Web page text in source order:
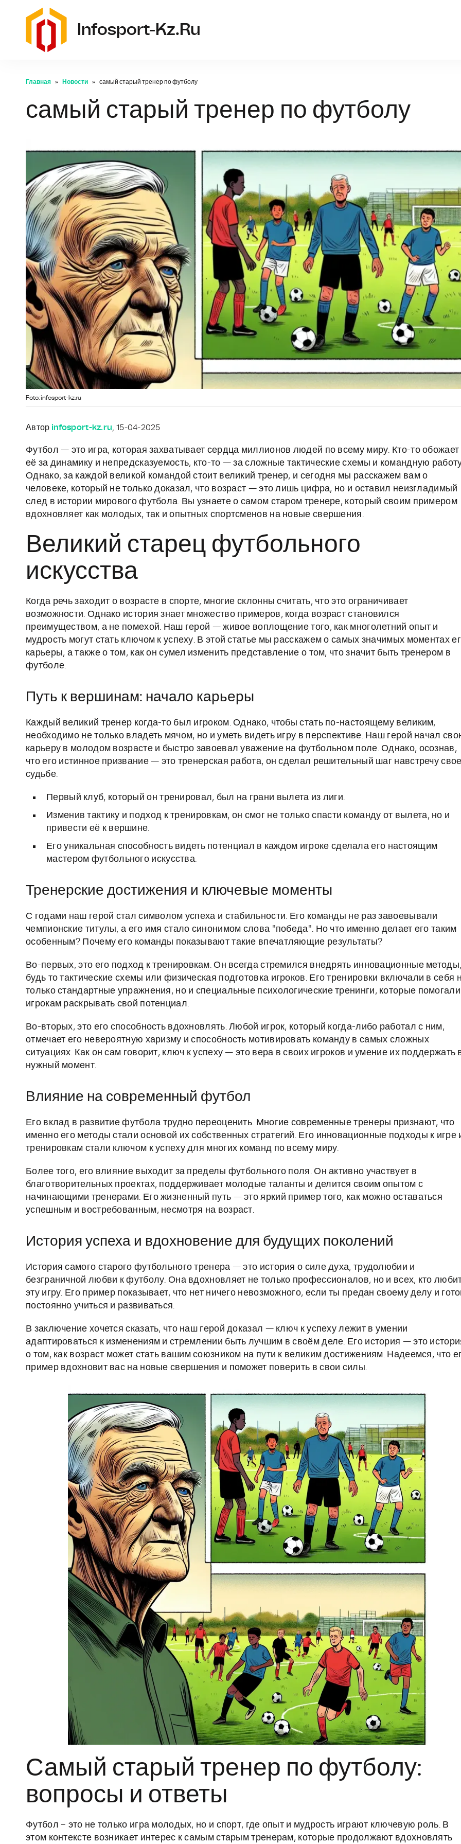
Infosport-Kz.ru
Главная Новости самый старый тренер по футболу
самый старый тренер по футболу
Foto: infosport-kz.ru
Автор infosport-kz.ru, 15-04-2025
Футбол — это игра, которая захватывает сердца миллионов людей по всему миру. Кто-то обожает
её за динамику и непредсказуемость, кто-то — за сложные тактические схемы и командную
Однако, за каждой великой командой стоит великий тренер, и сегодня мы расскажем вам о
человеке, который не только доказал, что возраст — это лишь цифра, но и оставил неизгладимый
след в истории мирового футбола. Вы узнаете о самом старом тренере, который своим примером
вдохновляет как молодых, так и опытных спортсменов на новые свершения.
Великий старец футбольного
искусства
Когда речь заходит о возрасте в спорте, многие склонны считать, что это ограничивает
возможности. Однако история знает множество примеров, когда возраст становился
преимуществом, а не помехой. Наш герой — живое воплощение того, как многолетний опыт и
мудрость могут стать ключом к успеху. В этой статье мы расскажем о самых значимых моментах
карьеры, а также о том, как он сумел изменить представление о том, что значит быть тренером в
футболе.
Путь к вершинам: начало карьеры
Каждый великий тренер когда-то был игроком. Однако, чтобы стать по-настоящему великим,
необходимо не только владеть мячом, но и уметь видеть игру в перспективе. Наш герой начал
карьеру в молодом возрасте и быстро завоевал уважение на футбольном поле. Однако, осознав,
что его истинное призвание — это тренерская работа, он сделал решительный шаг навстречу
судьбе.
Первый клуб, который он тренировал, был на грани вылета из лиги.
Изменив тактику и подход к тренировкам, он смог не только спасти команду от вылета, но и
привести её к вершине.
Его уникальная способность видеть потенциал в каждом игроке сделала его настоящим
мастером футбольного искусства.
Тренерские достижения и ключевые моменты
С годами наш герой стал символом успеха и стабильности. Его команды не раз завоевывали
чемпионские титулы, а его имя стало синонимом слова "победа". Но что именно делает его таким
особенным? Почему его команды показывают такие впечатляющие результаты?
Во-первых, это его подход к тренировкам. Он всегда стремился внедрять инновационные методы,
будь то тактические схемы или физическая подготовка игроков. Его тренировки включали в себя
только стандартные упражнения, но и специальные психологические тренинги, которые помогали
игрокам раскрывать свой потенциал.
Во-вторых, это его способность вдохновлять. Любой игрок, который когда-либо работал с ним,
отмечает его невероятную харизму и способность мотивировать команду в самых сложных
ситуациях. Как он сам говорит, ключ к успеху — это вера в своих игроков и умение их поддержать
нужный момент.
Влияние на современный футбол
Его вклад в развитие футбола трудно переоценить. Многие современные тренеры признают, что
именно его методы стали основой их собственных стратегий. Его инновационные подходы к игре
тренировкам стали ключом к успеху для многих команд по всему миру.
Более того, его влияние выходит за пределы футбольного поля. Он активно участвует в
благотворительных проектах, поддерживает молодые таланты и делится своим опытом с
начинающими тренерами. Его жизненный путь — это яркий пример того, как можно оставаться
успешным и востребованным, несмотря на возраст.
История успеха и вдохновение для будущих поколений
История самого старого футбольного тренера — это история о силе духа, трудолюбии и
безграничной любви к футболу. Она вдохновляет не только профессионалов, но и всех, кто
эту игру. Его пример показывает, что нет ничего невозможного, если ты предан своему делу и
постоянно учиться и развиваться.
В заключение хочется сказать, что наш герой доказал — ключ к успеху лежит в умении
адаптироваться к изменениям и стремлении быть лучшим в своём деле. Его история — это
о том, как возраст может стать вашим союзником на пути к великим достижениям. Надеемся, что
пример вдохновит вас на новые свершения и поможет поверить в свои силы.
Самый старый тренер по футболу:
вопросы и ответы
Футбол – это не только игра молодых, но и спорт, где опыт и мудрость играют ключевую роль. В
этом контексте возникает интерес к самым старым тренерам, которые продолжают вдохновлять